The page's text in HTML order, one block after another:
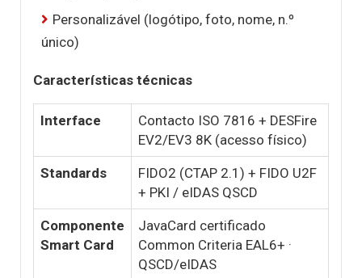
Personalizável (logótipo, foto, nome, n.º
único)
Características técnicas
Interface
Contacto ISO 7816 + DESFire
EV2/EV3 8K (acesso físico)
Standards
FIDO2 (CTAP 2.1) + FIDO U2F
+ PKI / eIDAS QSCD
Componente
Smart Card
JavaCard certificado
Common Criteria EAL6+ ·
QSCD/eIDAS